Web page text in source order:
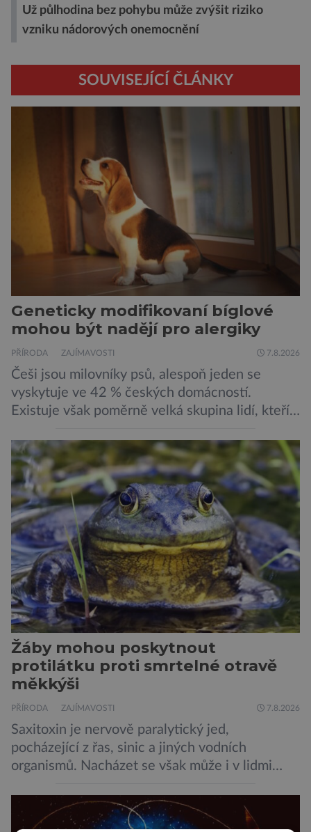
Už půlhodina bez pohybu může zvýšit riziko
vzniku nádorových onemocnění
SOUVISEJÍCÍ ČLÁNKY
Geneticky modifikovaní bíglové
mohou být nadějí pro alergiky
PŘÍRODA ZAJÍMAVOSTI 7.8.2026
Češi jsou milovníky psů, alespoň jeden se
vyskytuje ve 42 % českých domácností.
Existuje však poměrně velká skupina lidí, kteří
jsou alergičtí. Jejich imunitní systém
přecitlivěle reaguje na proteiny obsažené v
psích slinách, potu, moči a šupinkách kůže,
zachycených v srsti. Vědci nyní geneticky
upravili psy, aby […]
Žáby mohou poskytnout
protilátku proti smrtelné otravě
měkkýši
PŘÍRODA ZAJÍMAVOSTI 7.8.2026
Saxitoxin je nervově paralytický jed,
pocházející z řas, sinic a jiných vodních
organismů. Nacházet se však může i v lidmi
slávky. K příznakům otravy patří paralýza
dýchacích cest, dojít však může až k udušení.